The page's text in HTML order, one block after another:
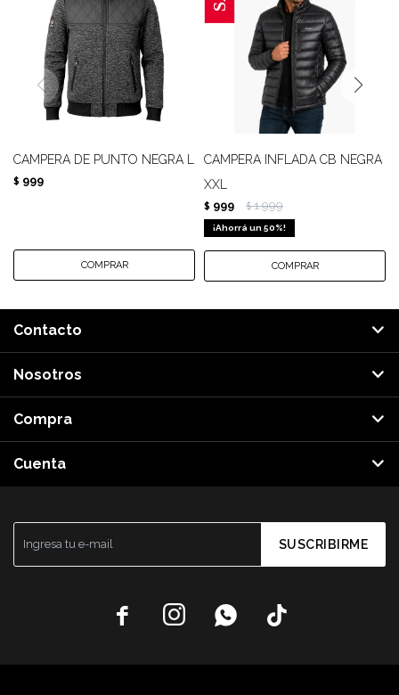
CAMPERA DE PUNTO NEGRA L
$ 999
CAMPERA INFLADA CB NEGRA
XXL
$ 999 $ 1.999
50
SUSCRIBIRME
   
Contacto
Nosotros
Compra
Cuenta